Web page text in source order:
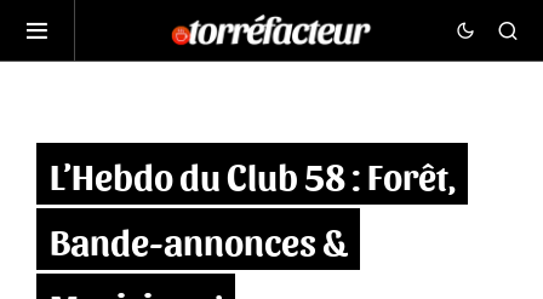
L’Hebdo du Club 58 : Forêt,
Bande-annonces &